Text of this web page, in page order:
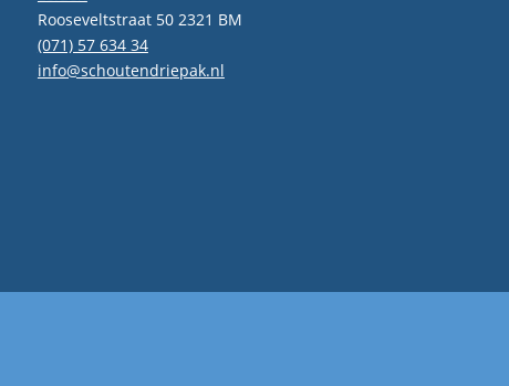
Rooseveltstraat 50 2321 BM
(071) 57 634 34
info@schoutendriepak.nl